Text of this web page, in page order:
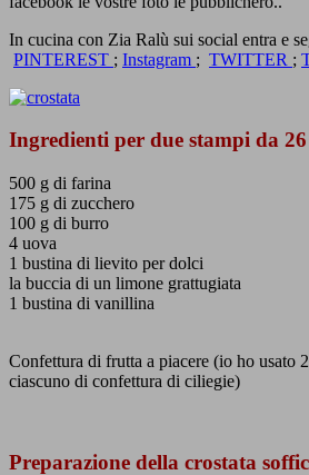
In cucina con Zia Ralù sui social entra e
PINTEREST ; Instagram ; TWITTER ;
Ingredienti per due stampi da
500 g di farina
175 g di zucchero
100 g di burro
4 uova
1 bustina di lievito per dolci
la buccia di un limone grattugiata
1 bustina di vanillina
Confettura di frutta a piacere (io ho usato
ciascuno di confettura di ciliegie)
Preparazione della crostata